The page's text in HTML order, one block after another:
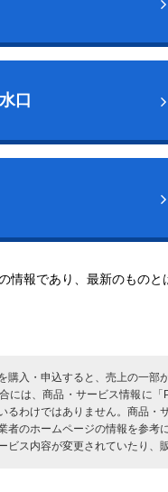
口
情報であり、最新のものと
購入・申込すると、売上の一
には、商品・サービス情報に
るわけではありません。商品
者のホームページの情報を参
ビス内容が変更されていたり、